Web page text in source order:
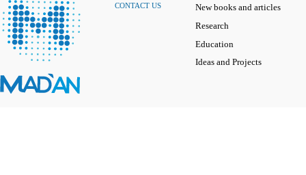
CONTACT US
New books and articles
Research
Education
Ideas and Projects